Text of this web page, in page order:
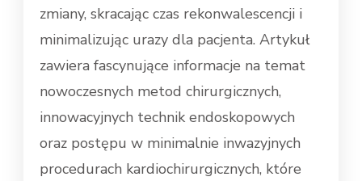
zmiany, skracając czas rekonwalescencji i
minimalizując urazy dla pacjenta. Artykuł
zawiera fascynujące informacje na temat
nowoczesnych metod chirurgicznych,
innowacyjnych technik endoskopowych
oraz postępu w minimalnie inwazyjnych
procedurach kardiochirurgicznych, które